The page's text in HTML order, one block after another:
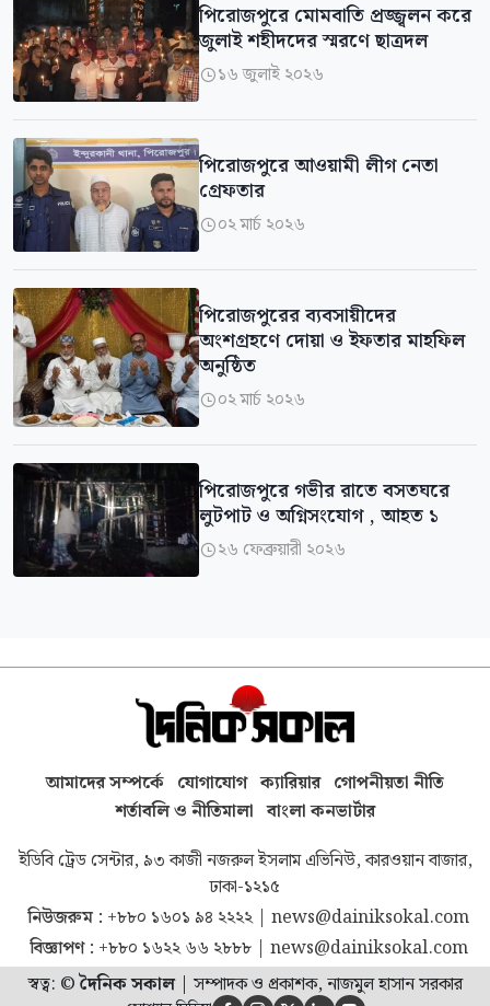
পিরোজপুরে মোমবাতি প্রজ্জ্বলন করে
জুলাই শহীদদের স্মরণে ছাত্রদল
১৬ জুলাই ২০২৬
পিরোজপুরে আওয়ামী লীগ নেতা
গ্রেফতার
০২ মার্চ ২০২৬
পিরোজপুরের ব্যবসায়ীদের
অংশগ্রহণে দোয়া ও ইফতার মাহফিল
অনুষ্ঠিত
০২ মার্চ ২০২৬
পিরোজপুরে গভীর রাতে বসতঘরে
লুটপাট ও অগ্নিসংযোগ , আহত ১
২৬ ফেব্রুয়ারী ২০২৬
আমাদের সম্পর্কে যোগাযোগ ক্যারিয়ার গোপনীয়তা নীতি
শর্তাবলি ও নীতিমালা বাংলা কনভার্টার
ইডিবি ট্রেড সেন্টার, ৯৩ কাজী নজরুল ইসলাম এভিনিউ, কারওয়ান বাজার,
ঢাকা-১২১৫
নিউজরুম : +৮৮০ ১৬০১ ৯৪ ২২২২| news@dainiksokal.com
বিজ্ঞাপণ : +৮৮০ ১৬২২ ৬৬ ২৮৮৮| news@dainiksokal.com
স্বত্ব: ©দৈনিক সকাল| সম্পাদক ও প্রকাশক, নাজমুল হাসান সরকার